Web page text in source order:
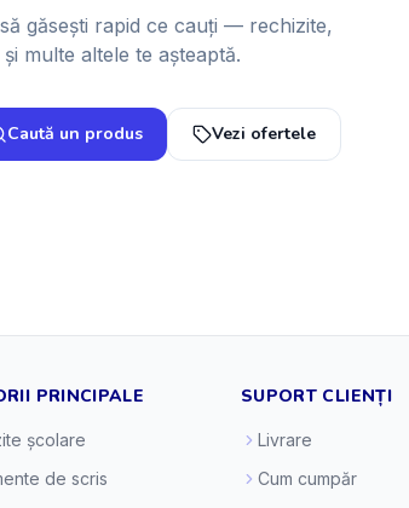
găsești rapid ce cauți — rechizite,
multe altele te așteaptă.
Caută un produs Vezi ofertele
PRINCIPALE
școlare
de scris
SUPORT CLIENȚI
Livrare
Cum cumpăr